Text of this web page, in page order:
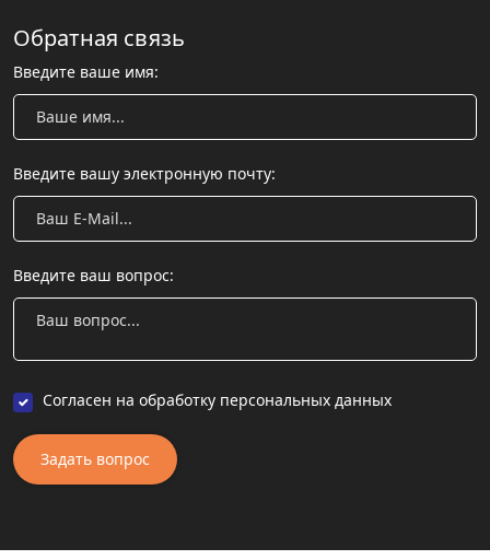
Обратная связь
Введите ваше имя:
Введите вашу электронную почту:
Введите ваш вопрос:
Согласен на обработку персональных данных
Задать вопрос